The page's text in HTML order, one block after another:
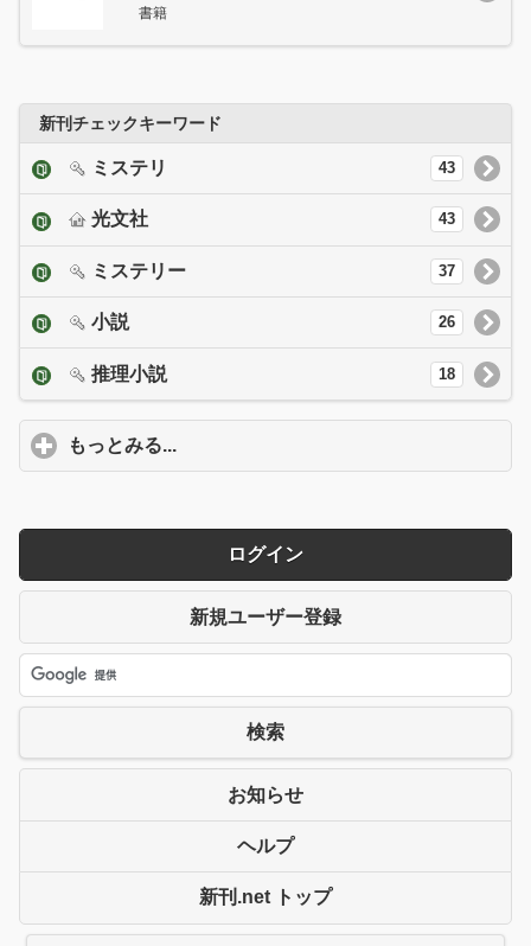
書籍
新刊チェックキーワード
ミステリ 43
光文社 43
ミステリー 37
小説 26
推理小説 18
もっとみる...
ログイン
新規ユーザー登録
検索
お知らせ
ヘルプ
新刊.net トップ